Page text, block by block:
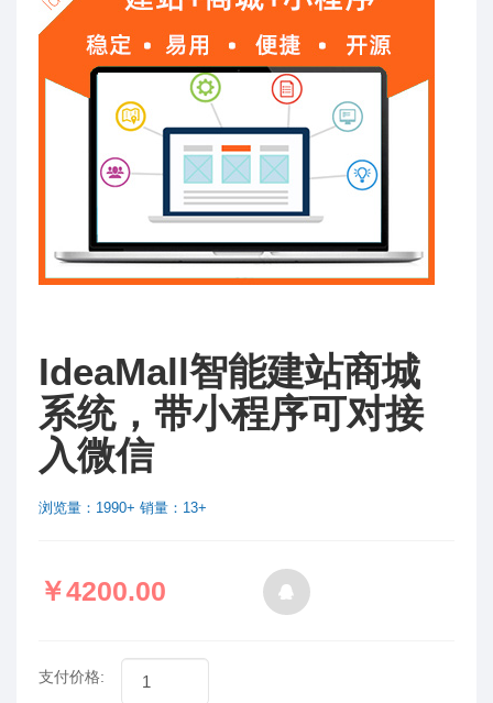
IdeaMall智能建站商城
系统，带小程序可对接
入微信
浏览量：1990+ 销量：13+
￥4200.00
支付价格: